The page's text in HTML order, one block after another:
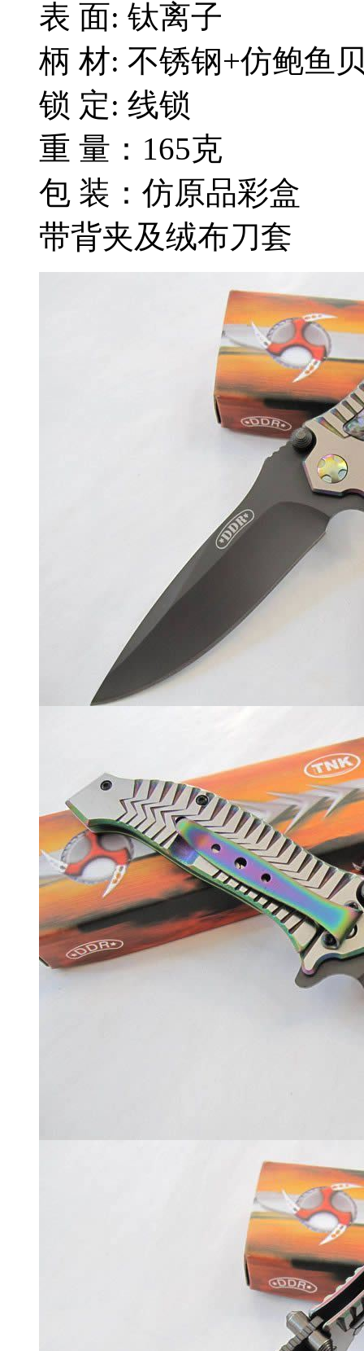
表 面: 钛离子
柄 材: 不锈钢+仿鲍鱼
锁 定: 线锁
重 量：165克
包 装：仿原品彩盒
带背夹及绒布刀套